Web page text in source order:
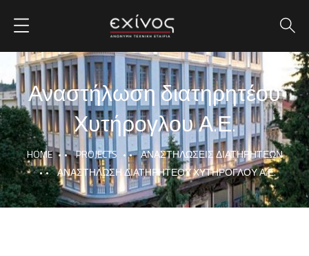
Αναστήλωση διατηρητέου
Χυτήρογλου Α.Ε.
HOME PROJECTS
ΑΝΑΣΤΗΛΏΣΕΙΣ ΔΙΑΤΗΡΗΤΈΩΝ
ΑΝΑΣΤΉΛΩΣΗ ΔΙΑΤΗΡΗΤΈΟΥ ΧΥΤΉΡΟΓΛΟΥ Α.Ε.